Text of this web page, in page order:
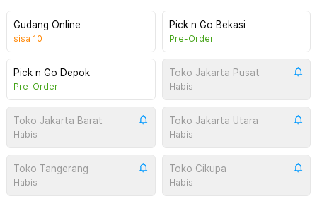
Gudang Online
sisa 10
Pick n Go Bekasi
Pre-Order
Pick n Go Depok
Pre-Order
Toko Jakarta Pusat
Habis
Toko Jakarta Barat
Habis
Toko Jakarta Utara
Habis
Toko Tangerang
Habis
Toko Cikupa
Habis